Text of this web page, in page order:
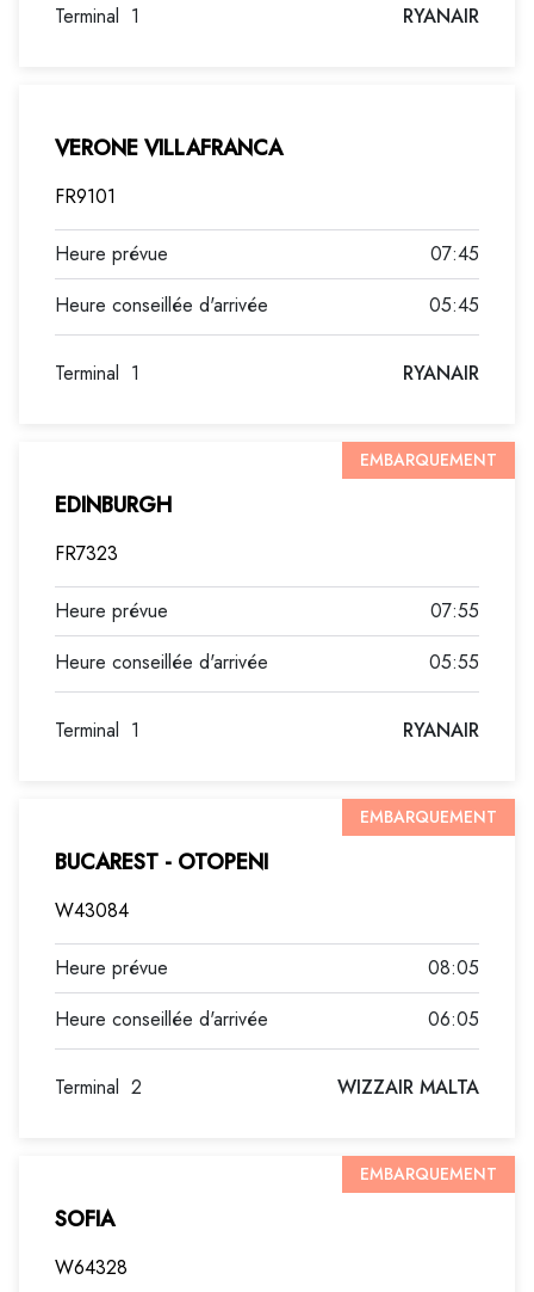
RYANAIR
Terminal 1
FR9101
RYANAIR
VERONE VILLAFRANCA
07:45
05:45
Terminal 1
FR7323
RYANAIR
EDINBURGH
EMBARQUEMENT
07:55
05:55
Terminal 1
W43084
WIZZAIR MALTA
BUCAREST - OTOPENI
EMBARQUEMENT
08:05
06:05
Terminal 2
W64328
SOFIA
EMBARQUEMENT